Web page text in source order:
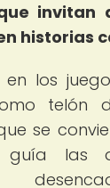
invitan
historias
los
telón
se
las